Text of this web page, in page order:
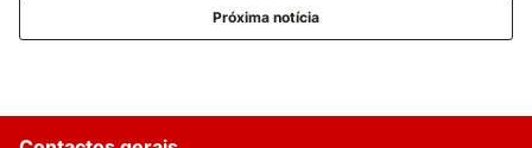
Próxima notícia